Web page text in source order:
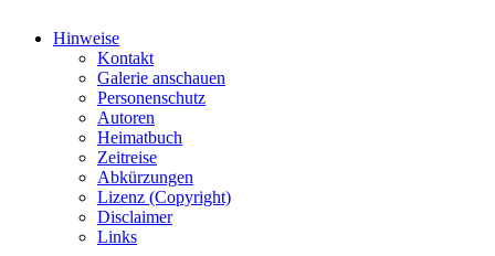
Hinweise
Kontakt
Galerie anschauen
Personenschutz
Autoren
Heimatbuch
Zeitreise
Abkürzungen
Lizenz (Copyright)
Disclaimer
Links